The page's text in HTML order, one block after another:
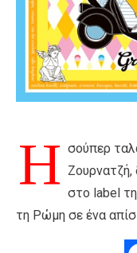
Η σούπερ
στο label
τη Ρώμη σε ένα